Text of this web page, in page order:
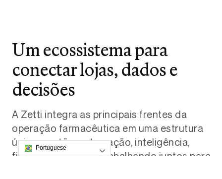
Um ecossistema para
conectar lojas, dados e
decisões
A Zetti integra as principais frentes da
operação farmacêutica em uma estrutura
única: gestão, automação, inteligência,
financeiro e dados trabalhando juntos para
Portuguese